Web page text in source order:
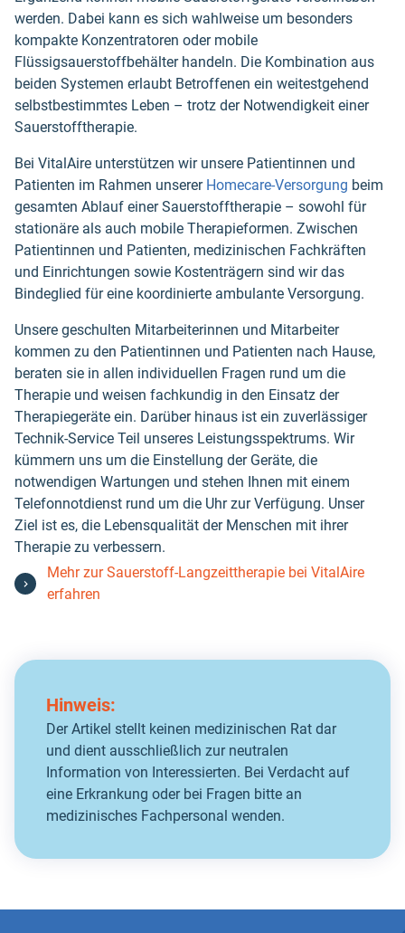
werden. Dabei kann es sich wahlweise um besonders
kompakte Konzentratoren oder mobile
Flüssigsauerstoffbehälter handeln. Die Kombination aus
beiden Systemen erlaubt Betroffenen ein weitestgehend
selbstbestimmtes Leben – trotz der Notwendigkeit einer
Sauerstofftherapie.
Bei VitalAire unterstützen wir unsere Patientinnen und
Patienten im Rahmen unserer Homecare-Versorgung beim
gesamten Ablauf einer Sauerstofftherapie – sowohl für
stationäre als auch mobile Therapieformen. Zwischen
Patientinnen und Patienten, medizinischen Fachkräften
und Einrichtungen sowie Kostenträgern sind wir das
Bindeglied für eine koordinierte ambulante Versorgung.
Unsere geschulten Mitarbeiterinnen und Mitarbeiter
kommen zu den Patientinnen und Patienten nach Hause,
beraten sie in allen individuellen Fragen rund um die
Therapie und weisen fachkundig in den Einsatz der
Therapiegeräte ein. Darüber hinaus ist ein zuverlässiger
Technik-Service Teil unseres Leistungsspektrums. Wir
kümmern uns um die Einstellung der Geräte, die
notwendigen Wartungen und stehen Ihnen mit einem
Telefonnotdienst rund um die Uhr zur Verfügung. Unser
Ziel ist es, die Lebensqualität der Menschen mit ihrer
Therapie zu verbessern.
Mehr zur Sauerstoff-Langzeittherapie bei VitalAire
erfahren
Hinweis:
Der Artikel stellt keinen medizinischen Rat dar
und dient ausschließlich zur neutralen
Information von Interessierten. Bei Verdacht auf
eine Erkrankung oder bei Fragen bitte an
medizinisches Fachpersonal wenden.